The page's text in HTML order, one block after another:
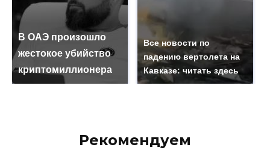
В ОАЭ произошло
жестокое убийство
криптомиллионера
Все новости по
падению вертолета на
Кавказе: читать здесь
Рекомендуем